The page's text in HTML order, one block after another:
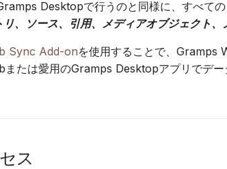
Русский
日本語
Desktopで行うのと同様に、すべての
、ソース、引用、メディアオブジェクト、
Sync Add-onを使用することで、Gramps
たは愛用のGramps Desktopアプリでデ
ス